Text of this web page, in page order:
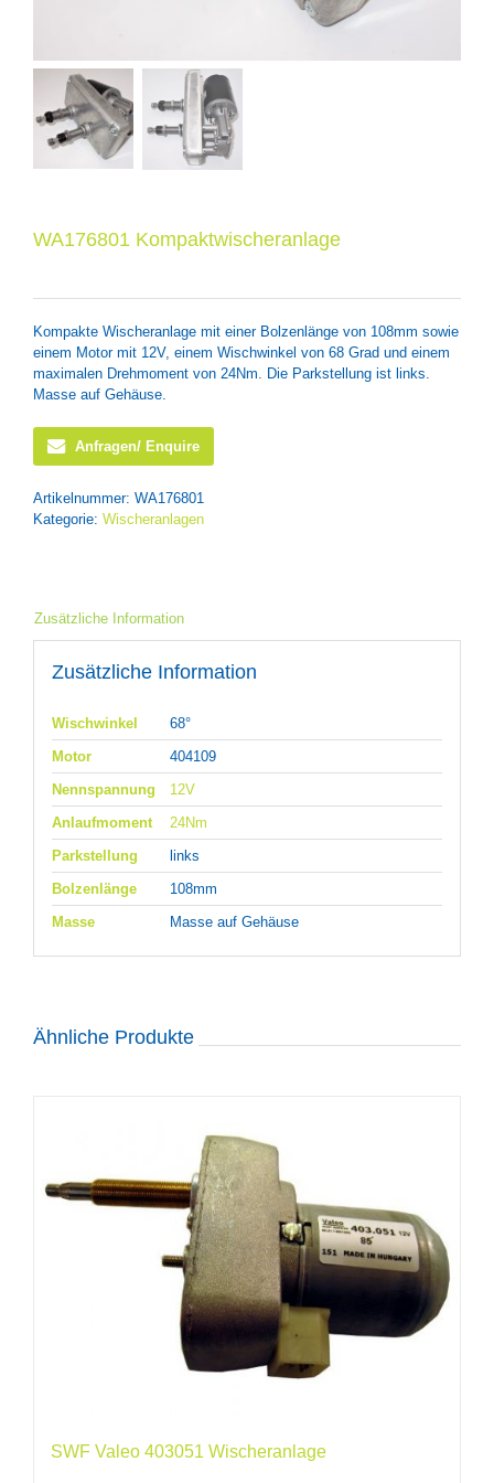
WA176801 Kompaktwischeranlage
Kompakte Wischeranlage mit einer Bolzenlänge von 108mm sowie
einem Motor mit 12V, einem Wischwinkel von 68 Grad und einem
maximalen Drehmoment von 24Nm. Die Parkstellung ist links.
Masse auf Gehäuse.
Anfragen/ Enquire
Artikelnummer: WA176801
Kategorie: Wischeranlagen
Zusätzliche Information
Zusätzliche Information
Wischwinkel
68°
Motor
404109
Nennspannung
12V
Anlaufmoment
24Nm
Parkstellung
links
Bolzenlänge
108mm
Masse
Masse auf Gehäuse
Ähnliche Produkte
SWF Valeo 403051 Wischeranlage